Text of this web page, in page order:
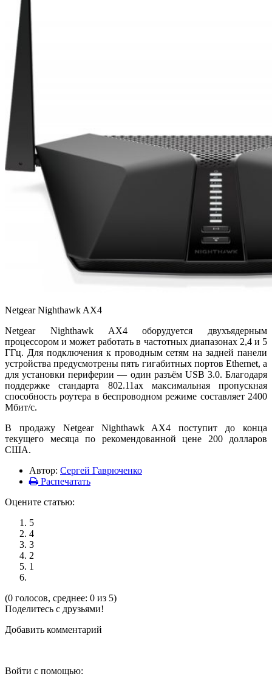
Netgear Nighthawk AX4
Netgear Nighthawk AX4 оборудуется двухъядерным
процессором и может работать в частотных диапазонах 2,4 и 5
ГГц. Для подключения к проводным сетям на задней панели
устройства предусмотрены пять гигабитных портов Ethernet, а
для установки периферии — один разъём USB 3.0. Благодаря
поддержке стандарта 802.11ax максимальная пропускная
способность роутера в беспроводном режиме составляет 2400
Мбит/с.
В продажу Netgear Nighthawk AX4 поступит до конца
текущего месяца по рекомендованной цене 200 долларов
США.
Автор: Сергей Гаврюченко
Распечатать
Оцените статью:
5
4
3
2
1
(0 голосов, среднее: 0 из 5)
Поделитесь с друзьями!
Добавить комментарий
Войти с помощью: